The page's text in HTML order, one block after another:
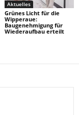
Aktuelles
Grünes Licht für die
Wipperaue:
Baugenehmigung für
Wiederaufbau erteilt